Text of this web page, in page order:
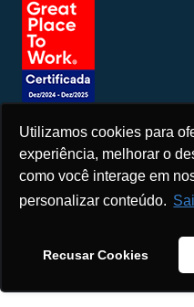
Utilizamos cookies para
experiência, melhorar o
como você interage em
personalizar conteúdo.
Recusar Cookies
Seja um
Este site usa cookies para
continuar a usar este site, você
Privacidade